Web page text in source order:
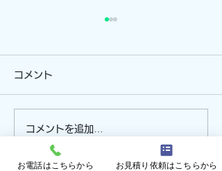
ビニールハウス型猿よけ
ハウス施工！（三重県津
コメント
コメントを追加…
お電話はこちらから お見積り依頼はこちらから